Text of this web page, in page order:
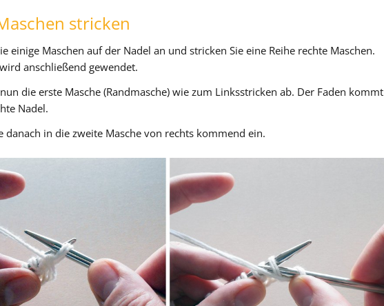
stricken
einige Maschen auf der Nadel an und stricken Sie eine Reihe rechte Maschen.
anschließend gewendet.
die erste Masche (Randmasche) wie zum Linksstricken ab. Der Faden kommt
Nadel.
danach in die zweite Masche von rechts kommend ein.